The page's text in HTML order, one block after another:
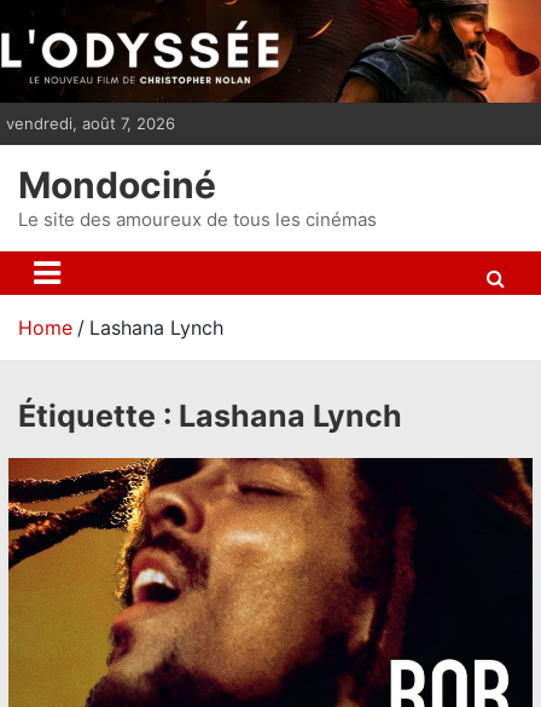
i
p
n
t
vendredi, août 7, 2026
Mondociné
Le site des amoureux de tous les cinémas
Home Lashana Lynch
Étiquette : Lashana Lynch